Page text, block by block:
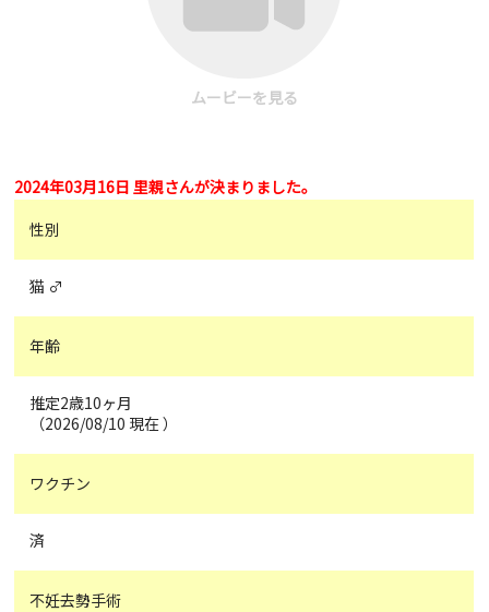
ムービーを見る
2024年03月16日 里親さんが決まりました。
性別
猫 ♂
年齢
推定2歳10ヶ月
（2026/08/10 現在 ）
ワクチン
済
不妊去勢手術